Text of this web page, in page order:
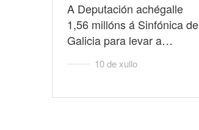
A Deputación achégalle
1,56 millóns á Sinfónica de
Galicia para levar a…
10 de xullo